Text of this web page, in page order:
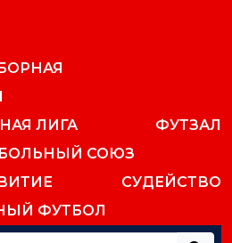
ЛИГА
ФУТЗАЛ
СОЮЗ
СУДЕЙСТВО
ФУТБОЛ